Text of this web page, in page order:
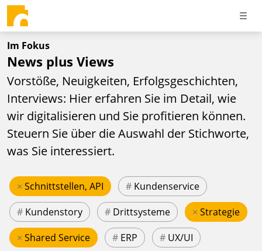
Im Fokus
News plus Views
Vorstöße, Neuigkeiten, Erfolgsgeschichten,
Interviews: Hier erfahren Sie im Detail, wie
wir digitalisieren und Sie profitieren können.
Steuern Sie über die Auswahl der Stichworte,
was Sie interessiert.
× Schnittstellen, API # Kundenservice
# Kundenstory # Drittsysteme × Strategie
× Shared Service # ERP # UX/UI